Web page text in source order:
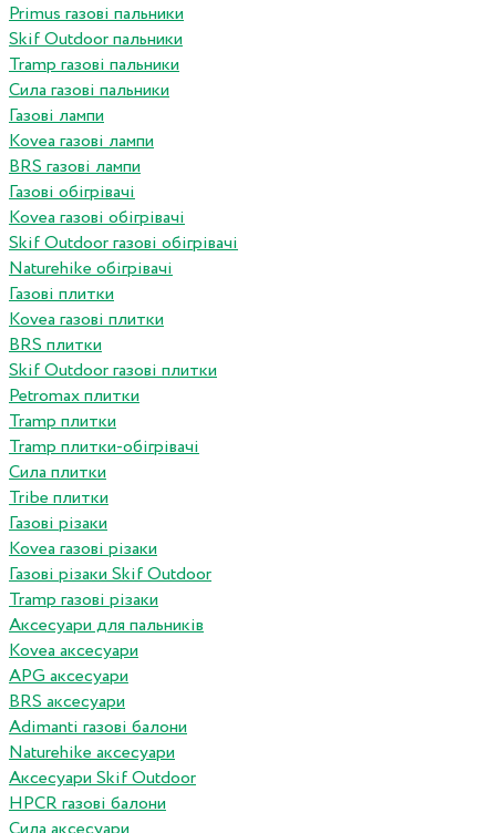
Primus газові пальники
Skif Outdoor пальники
Tramp газові пальники
Сила газові пальники
Газові лампи
Kovea газові лампи
BRS газові лампи
Газові обігрівачі
Kovea газові обігрівачі
Skif Outdoor газові обігрівачі
Naturehike обігрівачі
Газові плитки
Kovea газові плитки
BRS плитки
Skif Outdoor газові плитки
Petromax плитки
Tramp плитки
Tramp плитки-обігрівачі
Сила плитки
Tribe плитки
Газові різаки
Kovea газові різаки
Газові різаки Skif Outdoor
Tramp газові різаки
Аксесуари для пальників
Kovea аксесуари
APG аксесуари
BRS аксесуари
Adimanti газові балони
Naturehike аксесуари
Аксесуари Skif Outdoor
HPCR газові балони